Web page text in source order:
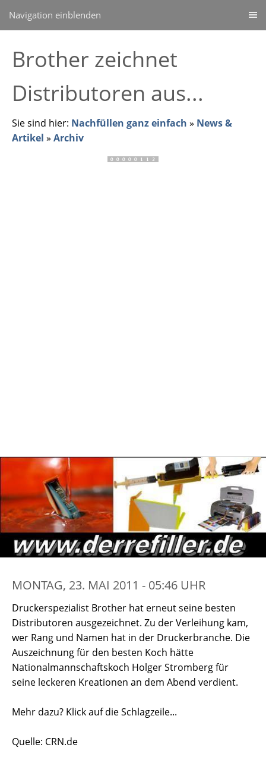
Navigation einblenden
Brother zeichnet
Distributoren aus...
Sie sind hier: Nachfüllen ganz einfach » News &
Artikel » Archiv
MONTAG, 23. MAI 2011 - 05:46 UHR
Druckerspezialist Brother hat erneut seine besten
Distributoren ausgezeichnet. Zu der Verleihung kam,
wer Rang und Namen hat in der Druckerbranche. Die
Auszeichnung für den besten Koch hätte
Nationalmannschaftskoch Holger Stromberg für
seine leckeren Kreationen an dem Abend verdient.
Mehr dazu? Klick auf die Schlagzeile...
Quelle: CRN.de